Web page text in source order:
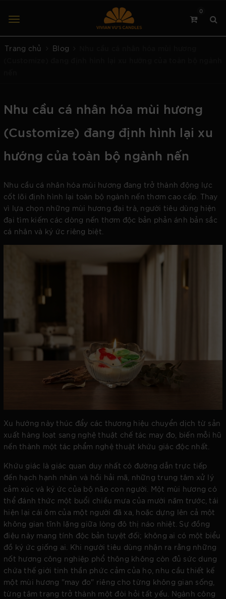
0
Trang chủ Blog
Nhu cầu cá nhân hóa mùi hương
(Customize) đang định hình lại xu
hướng của toàn bộ ngành nến
Nhu cầu cá nhân hóa mùi hương đang trở thành động lực
cốt lõi định hình lại toàn bộ ngành nến thơm cao cấp. Thay
vì lựa chọn những mùi hương đại trà, người tiêu dùng hiện
đại tìm kiếm các dòng nến thơm độc bản phản ánh bản sắc
cá nhân và ký ức riêng biệt.
Xu hướng này thúc đẩy các thương hiệu chuyển dịch từ sản
xuất hàng loạt sang nghệ thuật chế tác may đo, biến mỗi hũ
nến thành một tác phẩm nghệ thuật khứu giác độc nhất.
Khứu giác là giác quan duy nhất có đường dẫn trực tiếp
đến hạch hạnh nhân và hồi hải mã, những trung tâm xử lý
cảm xúc và ký ức của bộ não con người. Một mùi hương có
thể đánh thức một buổi chiều mưa của mười năm trước, tái
hiện lại cái ôm của một người đã xa, hoặc dựng lên cả một
không gian tĩnh lặng giữa lòng đô thị náo nhiệt. Sự đồng
điệu này mang tính độc bản tuyệt đối; không ai có một biểu
đồ ký ức giống ai. Khi người tiêu dùng nhận ra rằng những
nốt hương công nghiệp phổ thông không còn đủ sức dung
chứa thế giới tinh thần phức cảm của họ, nhu cầu thiết kế
một mùi hương "may đo" riêng cho từng không gian sống,
từng tâm trạng trở thành một đòi hỏi tất yếu. Ngành công